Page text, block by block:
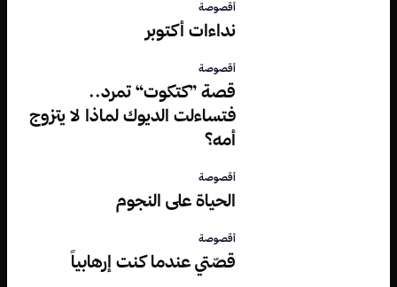
أقصوصة
نداءات أكتوبر
أقصوصة
قصة ”كتكوت“ تمرد..
فتساءلت الديوك لماذا لا يتزوج
أمه؟
أقصوصة
الحياة على النجوم
أقصوصة
قصّتي عندما كنت إرهابياً